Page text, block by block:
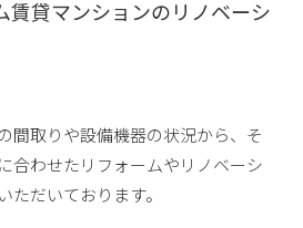
賃貸マンションのリノベーシ
間取りや設備機器の状況から、そ
合わせたリフォームやリノベーシ
ただいております。